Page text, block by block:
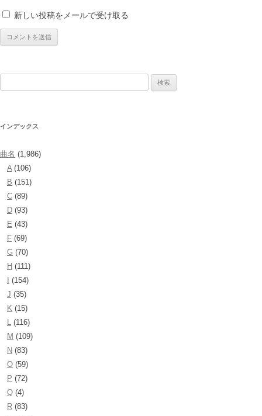
新しい投稿をメールで受け取る
インデックス
曲名 (1,986)
A(106)
B (151)
C (89)
D (93)
E (43)
F (69)
G (70)
H (111)
(154)
J (35)
K (15)
L (116)
M (109)
N (83)
O (59)
P (72)
Q (4)
R (83)